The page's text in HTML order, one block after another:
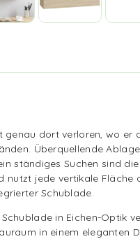
dort verloren, wo er
Überquellende
ständiges Suchen sind
nutzt jede vertikale Fläche
Schublade.
in Eichen-Optik
in einem eleganten